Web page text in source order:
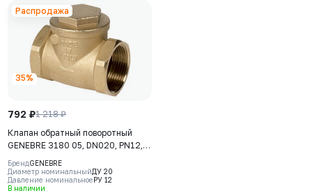
Распродажа
792 ₽1 218 ₽
35%
Клапан обратный поворотный
GENEBRE 3180 05, DN020, PN12,
корпус - латунь (CW617N),
клапан – латунь (CW617N) + NBR,
ВР/ВР
БрендGENEBRE
Диаметр номинальныйДУ 20
Давление номинальноеРУ 12
В наличии